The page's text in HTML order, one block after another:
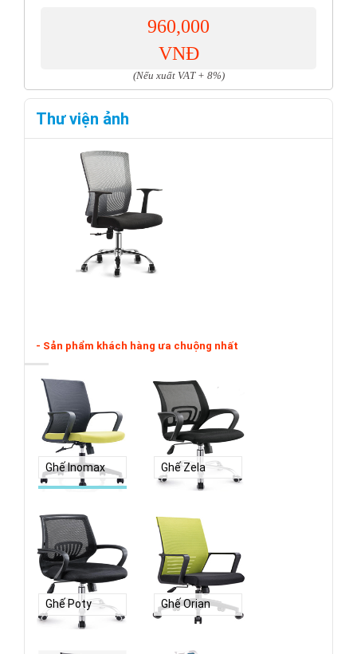
960,000
VNĐ
(Nếu xuất VAT + 8%)
Thư viện ảnh
- Sản phẩm khách hàng ưa chuộng nhất
Ghế Inomax Ghế Zela
Ghế Poty Ghế Orian